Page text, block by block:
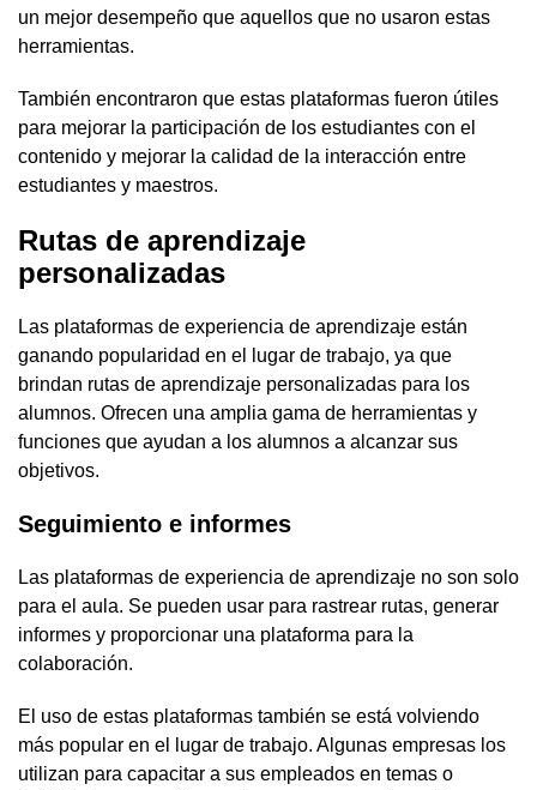
un mejor desempeño que aquellos que no usaron estas
herramientas.
También encontraron que estas plataformas fueron útiles
para mejorar la participación de los estudiantes con el
contenido y mejorar la calidad de la interacción entre
estudiantes y maestros.
Rutas de aprendizaje
personalizadas
Las plataformas de experiencia de aprendizaje están
ganando popularidad en el lugar de trabajo, ya que
brindan rutas de aprendizaje personalizadas para los
alumnos. Ofrecen una amplia gama de herramientas y
funciones que ayudan a los alumnos a alcanzar sus
objetivos.
Seguimiento e informes
Las plataformas de experiencia de aprendizaje no son solo
para el aula. Se pueden usar para rastrear rutas, generar
informes y proporcionar una plataforma para la
colaboración.
El uso de estas plataformas también se está volviendo
más popular en el lugar de trabajo. Algunas empresas los
utilizan para capacitar a sus empleados en temas o